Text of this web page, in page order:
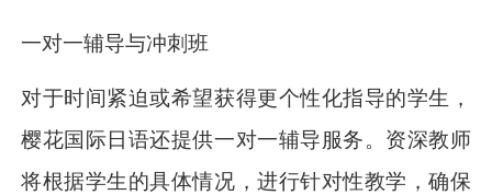
一对一辅导与冲刺班
对于时间紧迫或希望获得更个性化指导的学生，
樱花国际日语还提供一对一辅导服务。资深教师
将根据学生的具体情况，进行针对性教学，确保